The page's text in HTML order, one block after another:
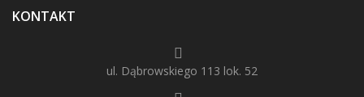
KONTAKT
ul. Dąbrowskiego 113 lok. 52